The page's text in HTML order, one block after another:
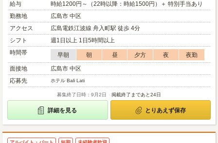
給与
時給1200円～（22時以降：時給1500円）＋ 特別手当あり
勤務地
広島市 中区
アクセス
広島電鉄江波線 舟入町駅 徒歩 4分
シフト
週1日以上 1日5時間以上
時間帯
早朝 朝 昼 夕方 夜
夜勤
面接地
広島市 中区
応募先
ホテル Bali Lati
募集終了日時：9月2日 掲載終了まであと24日
詳細を見る とりあえず保存